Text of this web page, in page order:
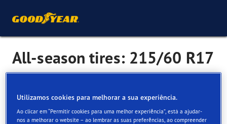
All-season tires: 215/60 R17
As the name suggests, all-season tyres are a great option
and conditions.
Utilizamos cookies para melhorar a sua experiência.
Ao clicar em “Permitir cookies para uma melhor experiência”, está a ajudar-
nos a melhorar o website – ao lembrar as suas preferências, ao compreender